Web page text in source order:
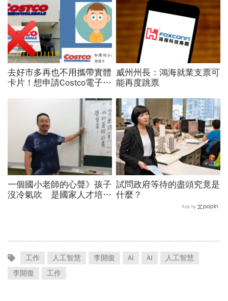
去好市多再也不用攜帶實體
卡片！想申請Costco電子會
威州州長：鴻海就業支票可
能再度跳票
一個國小老師的心聲》孩子
沒冷氣吹 是國家人才培育
試問政府等待的盡頭究竟是
什麼？
Ads by
工作 人工智慧 李開復 AI AI
人工智慧
李開復
工作